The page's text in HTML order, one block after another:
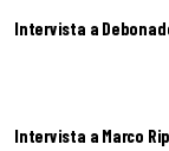
Intervista a
Intervista a Marco